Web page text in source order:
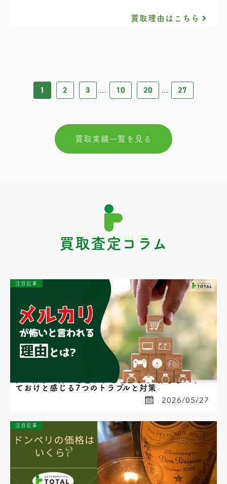
買取理由はこちら
1 2 3 10 20 27
買取実績一覧を見る
買取査定コラム
注目記事
メルカリが怖いと言われる理由とは?初心者がやめ
ておけと感じる7つのトラブルと対策
2026/05/27
注目記事